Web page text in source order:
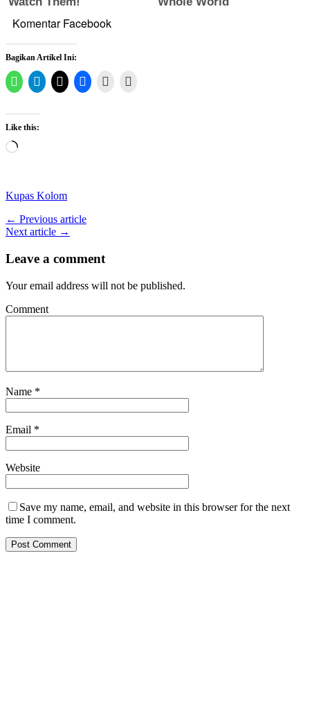
Komentar Facebook
Bagikan Artikel Ini:
Like this:
Loading…
Kupas Kolom
← Previous article
Next article →
Leave a comment
Your email address will not be published.
Comment
Name *
Email *
Website
Save my name, email, and website in this browser for the next
time I comment.